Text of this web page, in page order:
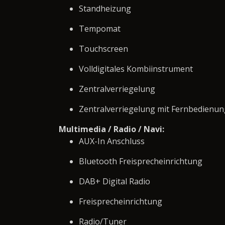
Standheizung
Tempomat
Touchscreen
Volldigitales Kombiinstrument
Zentralverriegelung
Zentralverriegelung mit
Multimedia / Radio / Navi:
AUX-In Anschluss
Bluetooth Freisprecheinrichtung
DAB+ Digital Radio
Freisprecheinrichtung
Radio/Tuner